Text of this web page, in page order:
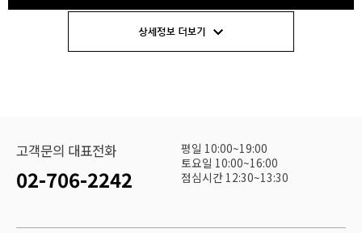
고객문의 대표전화
02-706-2242
평일 10:00~19:00
토요일 10:00~16:00
점심시간 12:30~13:30